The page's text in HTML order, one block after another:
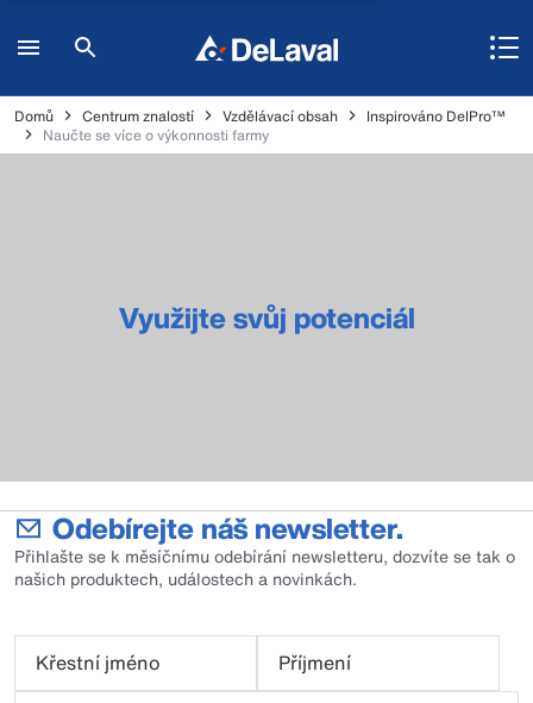
Domů Centrum znalostí Vzdělávací obsah
Inspirováno DelPro™
Naučte se více o výkonnosti farmy
Využijte svůj potenciál
Odebírejte náš newsletter.
Přihlašte se k měsíčnímu odebírání newsletteru, dozvíte se tak o
našich produktech, událostech a novinkách.
Křestní jméno
Příjmení